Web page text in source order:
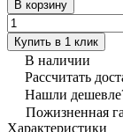
В корзину
Купить в 1 клик
В наличии
Рассчитать
Нашли
Пожизненная
Характеристики